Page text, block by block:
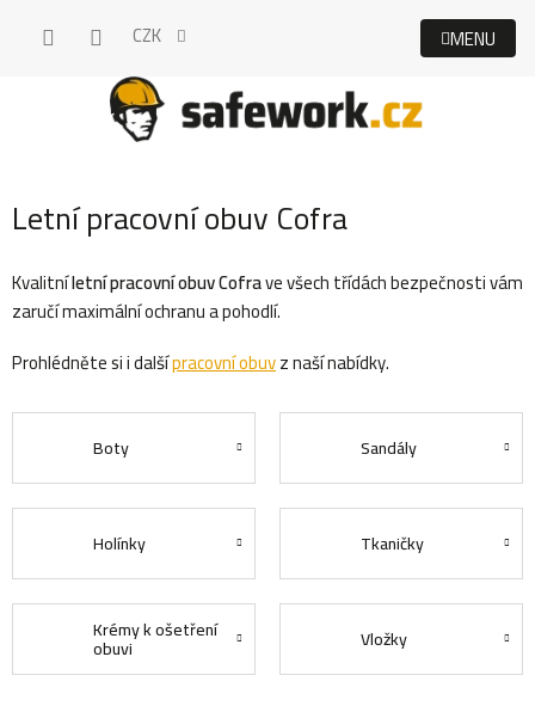
CZK
Letní pracovní obuv Cofra
Kvalitníletní pracovní obuv Cofrave všech třídách bezpečnosti vám
zaručí maximální ochranu a pohodlí.
Prohlédněte si i dalšípracovní obuvz naší nabídky.
Boty Sandály
Holínky Tkaničky
Krémy k ošetření
obuvi Vložky